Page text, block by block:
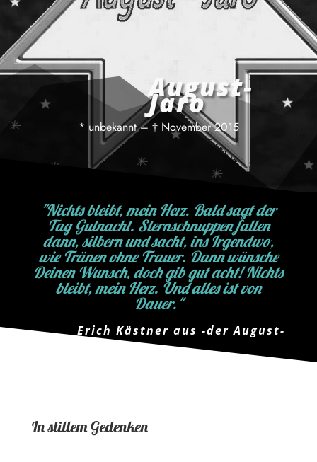
August-
Jaro
* unbekannt – † November 2015
"Nichts bleibt, mein Herz. Bald sagt der
Tag Gutnacht. Sternschnuppen fallen
dann, silbern und sacht, ins Irgendwo,
wie Tränen ohne Trauer. Dann wünsche
Deinen Wunsch, doch gib gut acht! Nichts
bleibt, mein Herz. Und alles ist von
Dauer."
Erich Kästner aus -der August-
In stillem Gedenken